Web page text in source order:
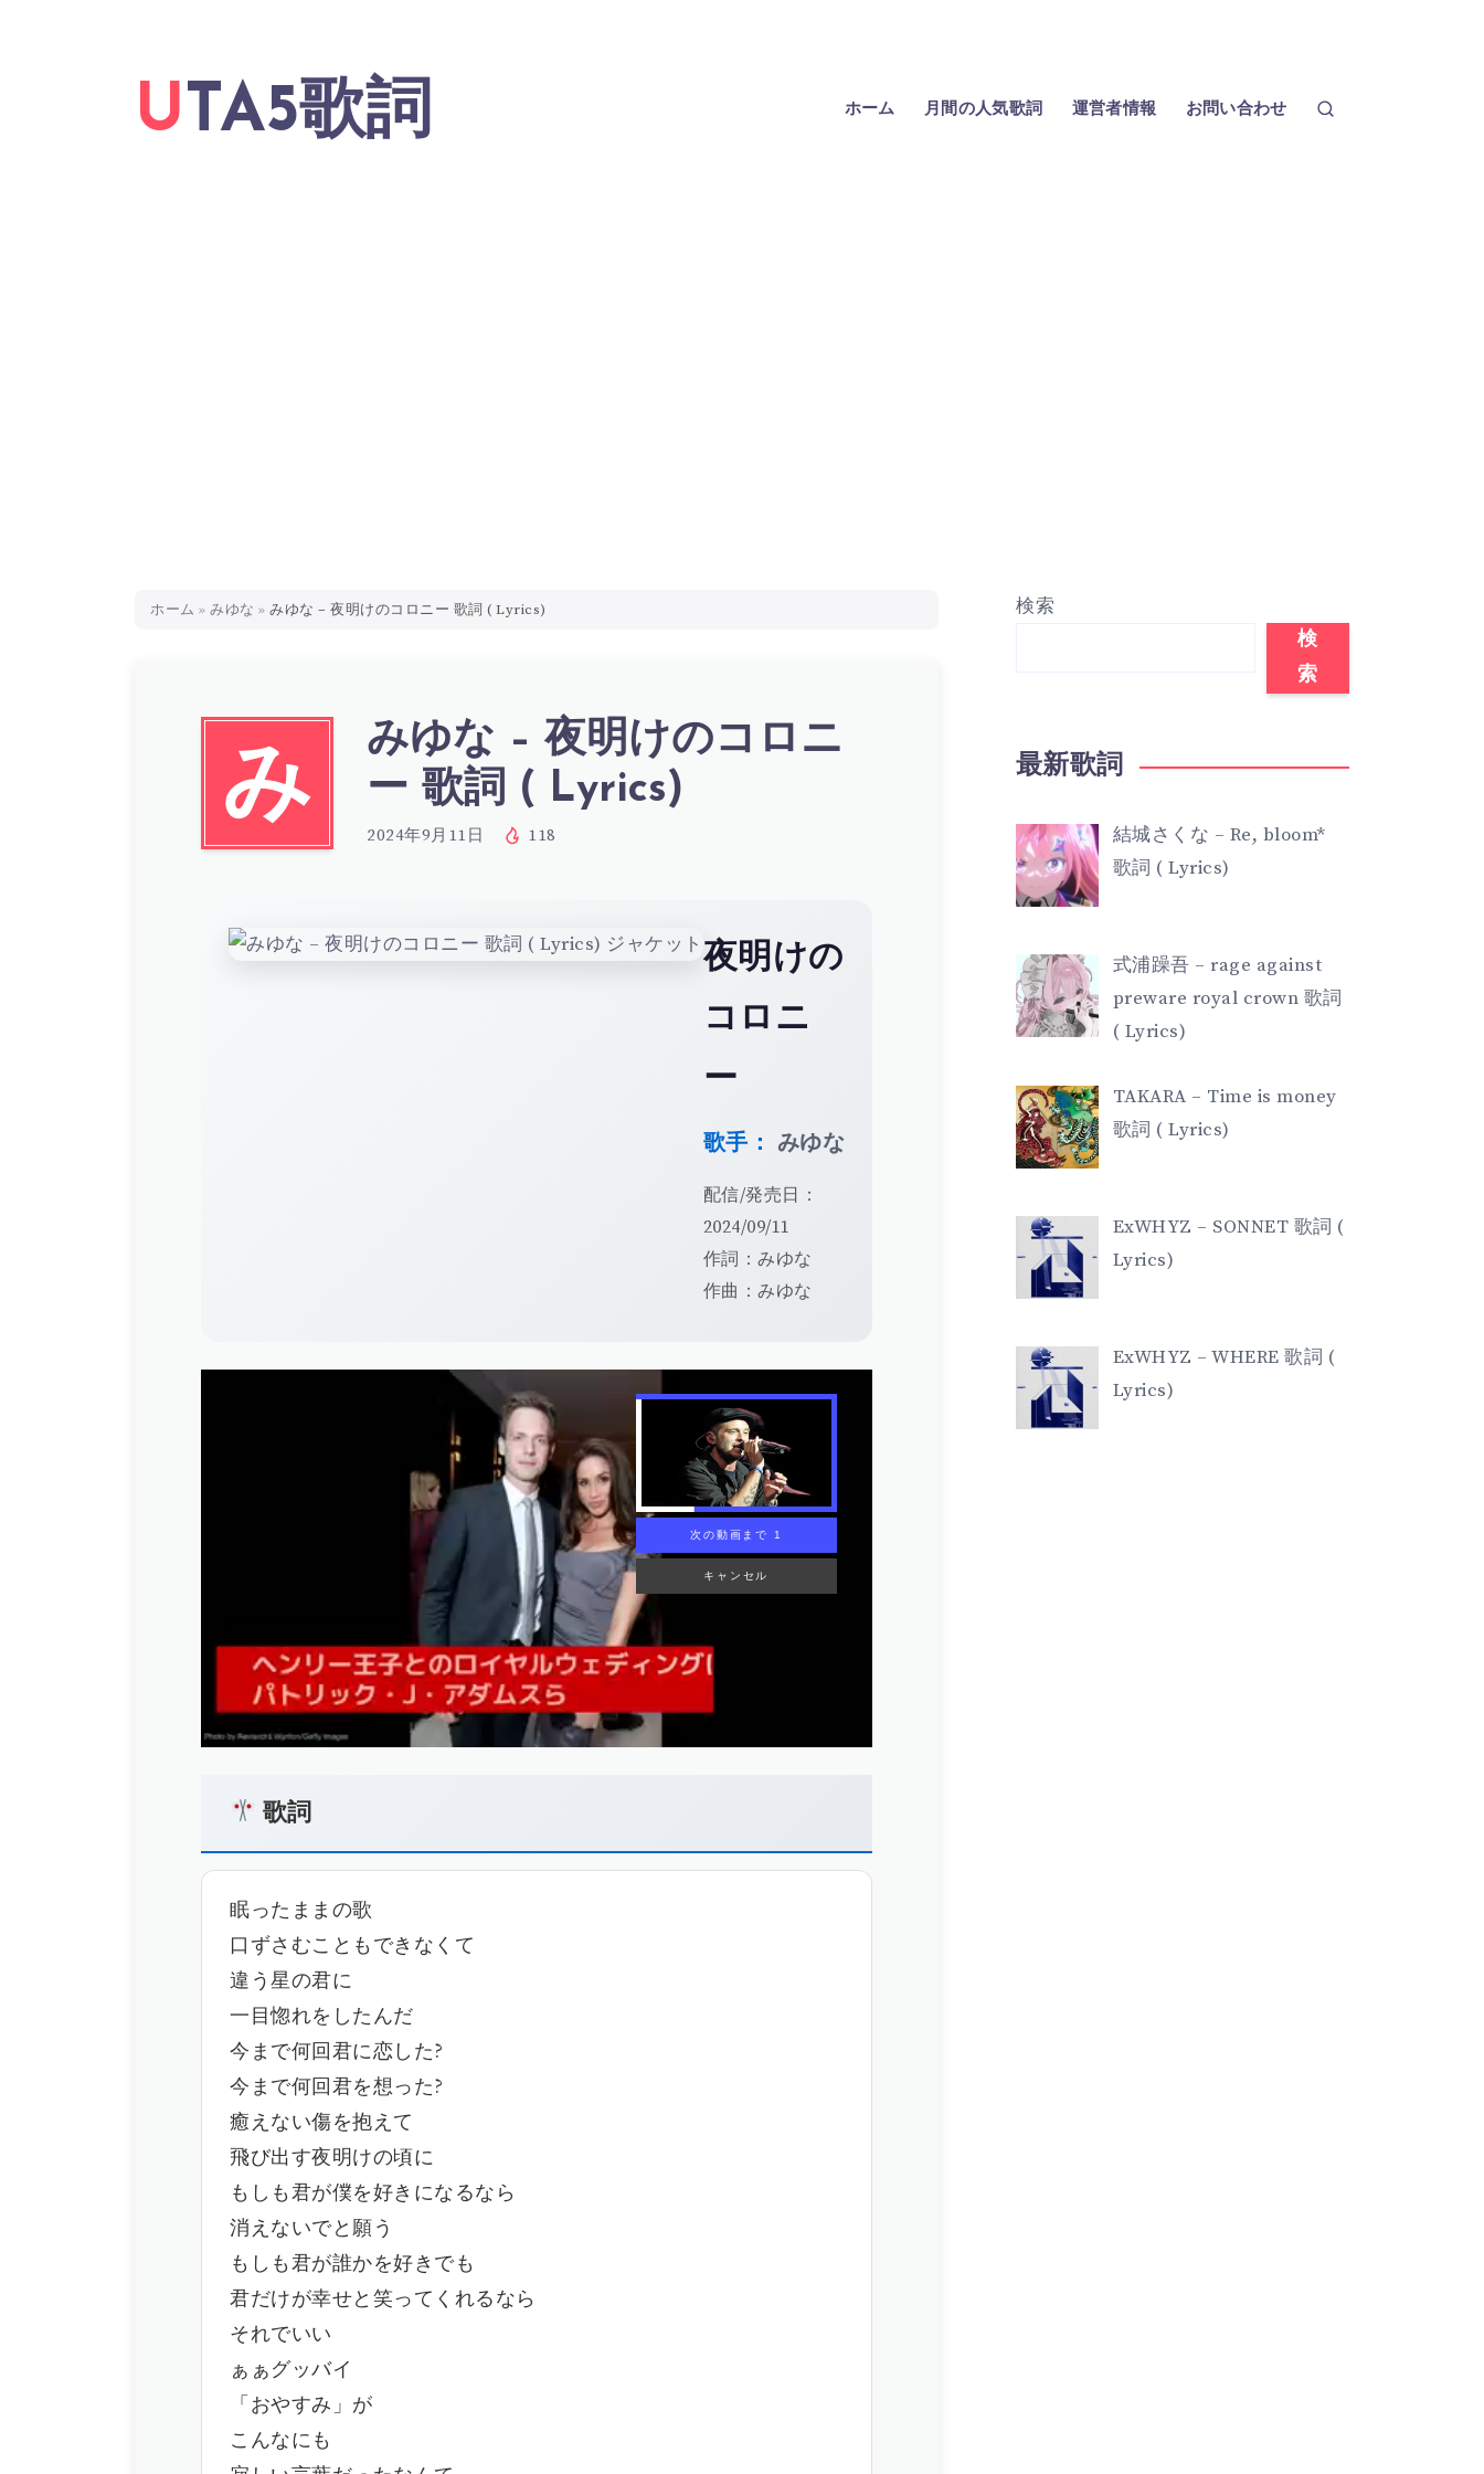
UTA5歌詞 ホーム 月間の人気歌詞 運営者情報 お問い合わせ
ホーム » みゆな » みゆな – 夜明けのコロニー 歌詞 ( Lyrics)
み
みゆな – 夜明けのコロニ
ー 歌詞 ( Lyrics)
2024年9月11日 118
夜明けの
コロニ
ー
歌手： みゆな
配信/発売日：
2024/09/11
作詞：みゆな
作曲：みゆな
次の動画まで 1
キャンセル
歌詞
眠ったままの歌
口ずさむこともできなくて
違う星の君に
一目惚れをしたんだ
今まで何回君に恋した?
今まで何回君を想った?
癒えない傷を抱えて
飛び出す夜明けの頃に
もしも君が僕を好きになるなら
消えないでと願う
もしも君が誰かを好きでも
君だけが幸せと笑ってくれるなら
それでいい
ぁぁグッバイ
「おやすみ」が
こんなにも
検索
検
索
最新歌詞
結城さくな – Re, bloom*
歌詞 ( Lyrics)
式浦躁吾 – rage against
preware royal crown 歌詞
( Lyrics)
TAKARA – Time is money
歌詞 ( Lyrics)
ExWHYZ – SONNET 歌詞 (
Lyrics)
ExWHYZ – WHERE 歌詞 (
Lyrics)